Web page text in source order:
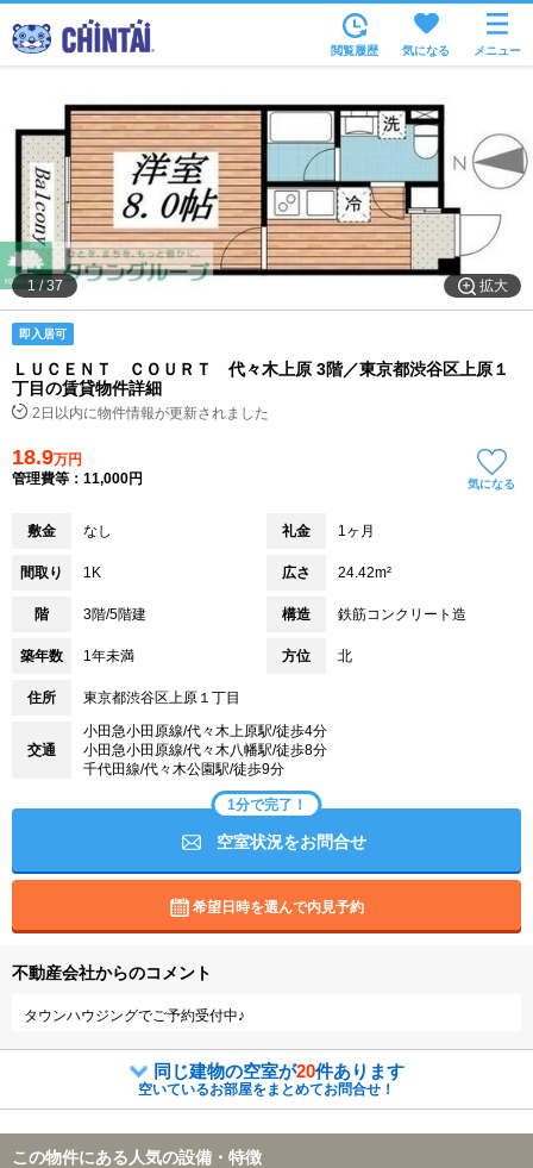
住所から
家賃相場から
通勤通学時間から
物件特集から
閲覧履歴 気になる メニュー
拡大
1/37
即入居可
ＬＵＣＥＮＴ ＣＯＵＲＴ 代々木上原 3階／東京都渋谷区上原１
丁目の賃貸物件詳細
2日以内に物件情報が更新されました
18.9万円
管理費等：11,000円
気になる
敷金 なし 礼金 1ヶ月
間取り 1K 広さ 24.42m²
階 3階/5階建 構造 鉄筋コンクリート造
築年数 1年未満 方位 北
住所 東京都渋谷区上原１丁目
交通
小田急小田原線/代々木上原駅/徒歩4分
小田急小田原線/代々木八幡駅/徒歩8分
千代田線/代々木公園駅/徒歩9分
1分で完了！
空室状況をお問合せ
希望日時を選んで内見予約
不動産会社からのコメント
タウンハウジングでご予約受付中♪
同じ建物の空室が20件あります
空いているお部屋をまとめてお問合せ！
この物件にある人気の設備・特徴